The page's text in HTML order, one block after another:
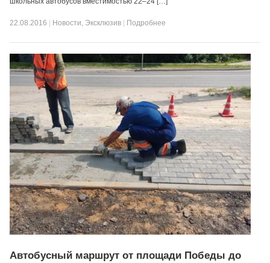
22.08.2016 Новости, Эксклюзив Подробнее
Автобусный маршрут от площади Победы до